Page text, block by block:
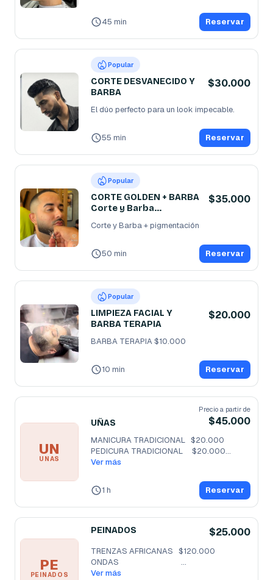
¡Renueva tu estilo y ahorra!
45 min Reservar
Popular
CORTE DESVANECIDO Y
BARBA
$30.000
El dúo perfecto para un look impecable.
55 min Reservar
Popular
CORTE GOLDEN + BARBA
Corte y Barba
$35.000
Corte y Barba + pigmentación
50 min Reservar
Popular
LIMPIEZA FACIAL Y
BARBA TERAPIA
$20.000
BARBA TERAPIA $10.000
10 min Reservar
UN
UÑAS
UÑAS
Precio a partir de
$45.000
MANICURA TRADICIONAL   $20.000
PEDICURA TRADICIONAL     $20.000
SEMI HOMBRES
Ver más
1 h Reservar
PE
PEINADOS
PEINADOS $25.000
TRENZAS AFRICANAS   $120.000
ONDAS ...
Ver más